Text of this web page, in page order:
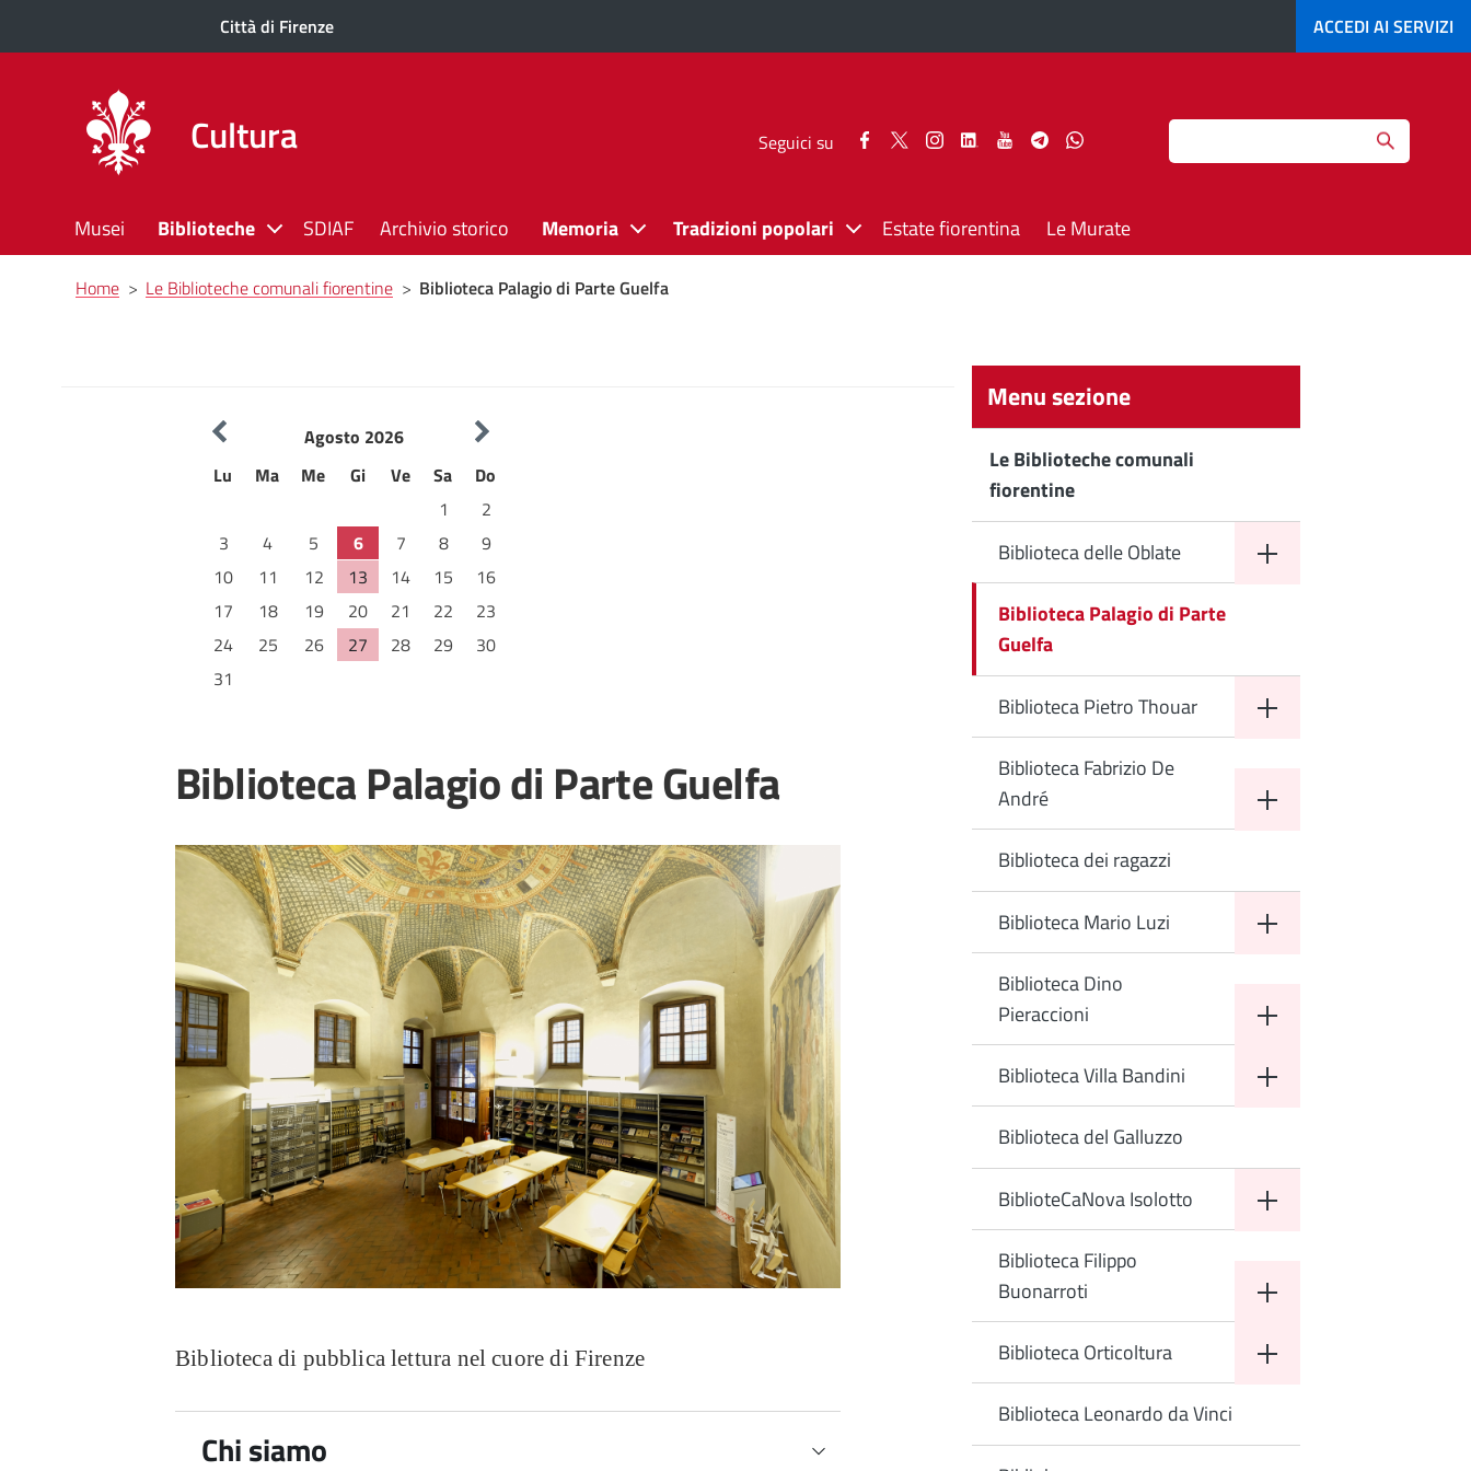
Città di Firenze ACCEDI AI SERVIZI
Cultura Seguici su
Seguici SeguiciSeguici Seguici SeguiciSeguiciSeguici
Search
Musei Biblioteche SDIAF Archivio storico Memoria Tradizioni popolari Estate fiorentina Le Murate
Briciole
di
Home> Le Biblioteche comunali fiorentine> Biblioteca Palagio di Parte Guelfa
Agosto 2026
Lu
Ma Me Gi Ve Sa
Do
1
2
3
4 5 6 7 8
9
10
11 12 13 14 15
16
17
18 19 20 21 22
23
24
25 26 27 28 29
30
31
Biblioteca Palagio di Parte Guelfa
Biblioteca di pubblica lettura nel cuore di Firenze
Chi siamo
Menu sezione
Le Biblioteche comunali
fiorentine
Biblioteca delle Oblate
Biblioteca Palagio di Parte
Guelfa
Biblioteca Pietro Thouar
Biblioteca Fabrizio De
André
Biblioteca dei ragazzi
Biblioteca Mario Luzi
Biblioteca Dino
Pieraccioni
Biblioteca Villa Bandini
Biblioteca del Galluzzo
BiblioteCaNova Isolotto
Biblioteca Filippo
Buonarroti
Biblioteca Orticoltura
Biblioteca Leonardo da Vinci